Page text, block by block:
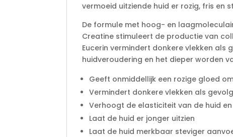
vermoeid uitziende huid er rozig, fris en
De formule met hoog- en
Creatine stimuleert de productie van
Eucerin vermindert donkere vlekken als
huidveroudering en het dieper worden
Geeft onmiddellijk een rozige gloed
Vermindert donkere vlekken als
Verhoogt de elasticiteit van de huid
Laat de huid er jonger uitzien
Laat de huid merkbaar steviger